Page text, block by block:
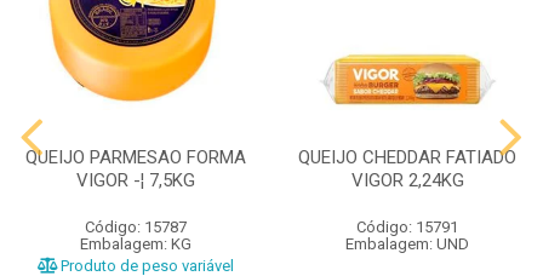
QUEIJO PARMESAO FORMA
VIGOR -¦ 7,5KG
Código: 15787
Embalagem: KG
Produto de peso variável
QUEIJO CHEDDAR FATIADO
VIGOR 2,24KG
Código: 15791
Embalagem: UND